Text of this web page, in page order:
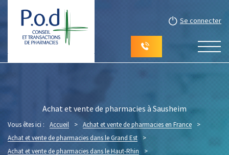
Se connecter
Achat et vente de pharmacies à Sausheim
Vous êtes ici : Accueil > Achat et vente de pharmacies en France
>
Achat et vente de pharmacies dans le Grand Est >
Achat et vente de pharmacies dans le Haut-Rhin
>